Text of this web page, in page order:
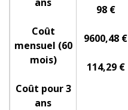
Coût
mensuel (60
mois)
Coût pour 3
ans
98 €
9600,48 €
114,29 €